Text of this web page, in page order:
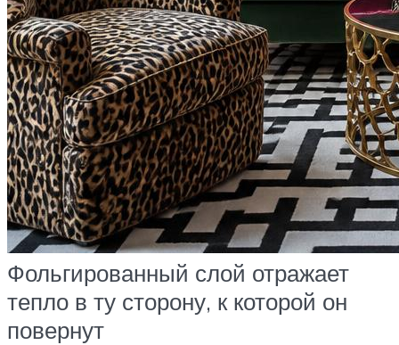
Фольгированный слой отражает
тепло в ту сторону, к которой он
повернут